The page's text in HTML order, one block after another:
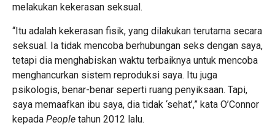
melakukan kekerasan seksual.
“Itu adalah kekerasan fisik, yang dilakukan terutama secara
seksual. Ia tidak mencoba berhubungan seks dengan saya,
tetapi dia menghabiskan waktu terbaiknya untuk mencoba
menghancurkan sistem reproduksi saya. Itu juga
psikologis, benar-benar seperti ruang penyiksaan. Tapi,
saya memaafkan ibu saya, dia tidak ‘sehat’,” kata O’Connor
kepada People tahun 2012 lalu.